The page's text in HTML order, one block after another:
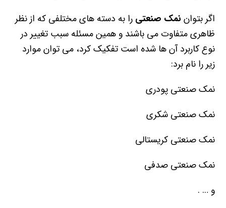
اگر بتوان نمک صنعتی را به دسته های مختلفی که از نظر
ظاهری متفاوت می باشند و همین مسئله سبب تغییر در
نوع کاربرد آن ها شده است تفکیک کرد، می توان موارد
زیر را نام برد:
نمک صنعتی پودری
نمک صنعتی شکری
نمک صنعتی کریستالی
نمک صنعتی صدفی
و … .